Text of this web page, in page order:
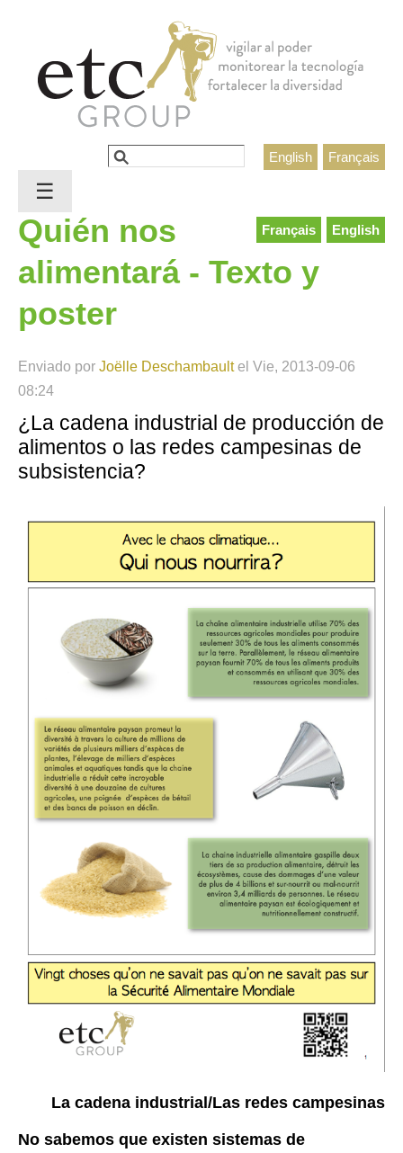
Français
English
Formulario de búsqueda
Buscar
English
Français
Quién nos
alimentará - Texto y
poster
Enviado por Joëlle Deschambaultel Vie, 2013-09-06
08:24
¿La cadena industrial de producción de
alimentos o las redes campesinas de
subsistencia?
La cadena industrial/Las redes campesinas
No sabemos que existen sistemas de
☰